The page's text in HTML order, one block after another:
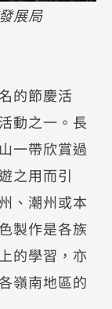
展局
的節慶活
動之一。長
一帶欣賞過
之用而引
、潮州或本
製作是各族
的學習，亦
嶺南地區的